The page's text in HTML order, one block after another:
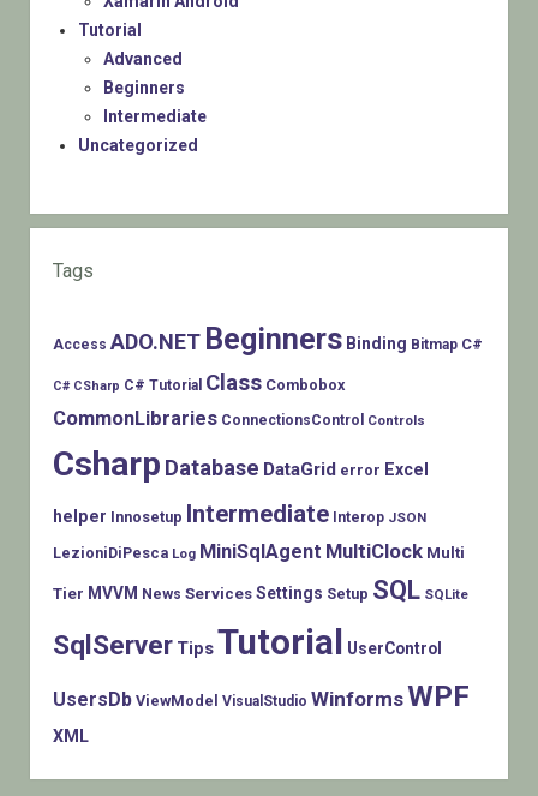
Tutorial
Advanced
Beginners
Intermediate
Uncategorized
Tags
Access ADO.NET Beginners Binding Bitmap C#
C# CSharp C# Tutorial Class Combobox
CommonLibraries ConnectionsControl Controls
Csharp Database DataGrid error Excel
helper Innosetup Intermediate Interop JSON
LezioniDiPesca Log MiniSqlAgent MultiClock Multi
Tier MVVM News Services Settings Setup SQL SQLite
SqlServer TipsTutorial UserControl
UsersDb ViewModel VisualStudio WinformsWPF
XML